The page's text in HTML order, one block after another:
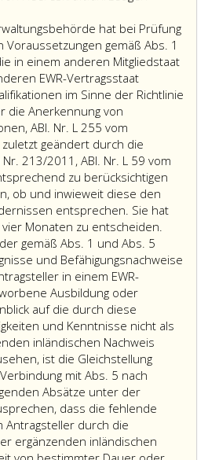
dem
Gebiete
des
erworben
eine
andere
genossen
Befreiung
gilt
für
das
gesamte
auch
durch
eine
von
des
Bundes,
der
Länder,
der
oder
Ortsgemeinden
mit
mehr
als
50.000
Einwohnern
und
der
von
diesen
unter
ihrer
Haftung
betriebenen
Unternehmungen
zu
Lenkern
(Paragraph
120,
hat bei Prüfung
gemäß Abs. 1
in einem anderen Mitgliedstaat
EWR-Vertragsstaat
im Sinne der Richtlinie
die Anerkennung von
ABl. Nr. L 255 vom
geändert durch die
213/2011, ABl. Nr. L 59 vom
zu berücksichtigen
ob und inwieweit diese den
entsprechen. Sie hat
Monaten zu entscheiden.
hat
auch
gemäß Abs. 1 und Abs. 5
und Befähigungsnachweise
in einem EWR-
Ausbildung oder
auf die durch diese
und Kenntnisse nicht als
inländischen Nachweis
ist die Gleichstellung
mit Abs. 5 nach
Absätze unter der
dass die fehlende
Antragsteller durch die
ergänzenden inländischen